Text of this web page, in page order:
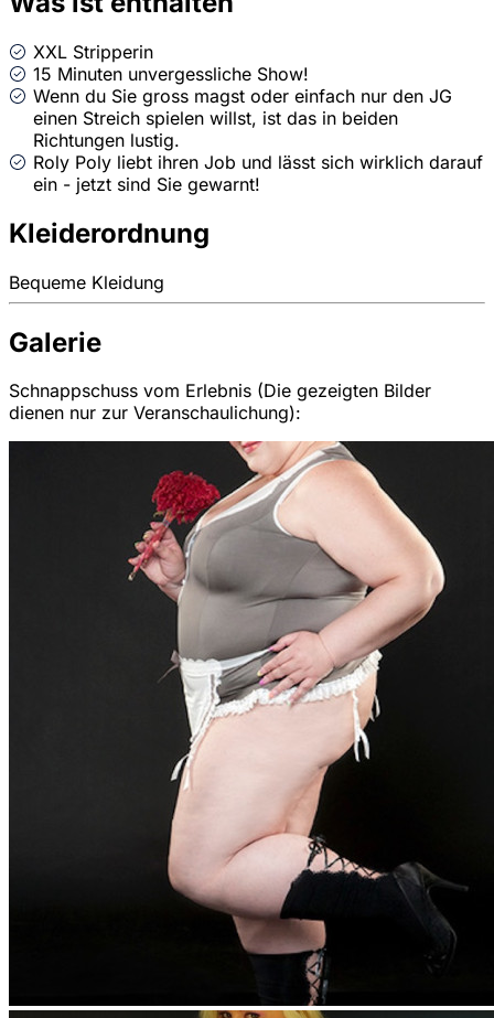
XXL Stripperin
15 Minuten unvergessliche Show!
Wenn du Sie gross magst oder einfach nur den JG
einen Streich spielen willst, ist das in beiden
Richtungen lustig.
Roly Poly liebt ihren Job und lässt sich wirklich darauf
ein - jetzt sind Sie gewarnt!
Kleiderordnung
Bequeme Kleidung
Galerie
Schnappschuss vom Erlebnis (Die gezeigten Bilder
dienen nur zur Veranschaulichung):